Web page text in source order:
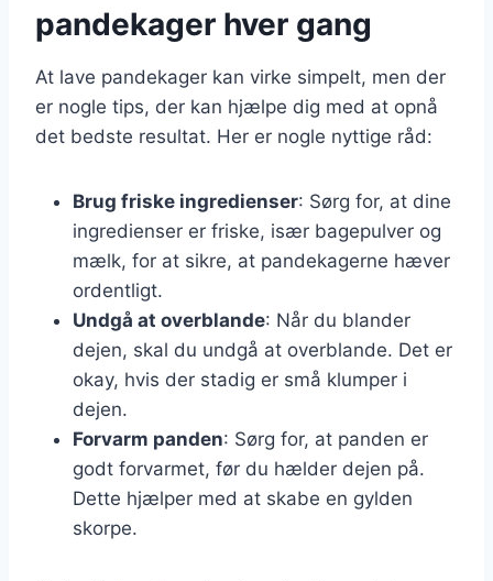
pandekager hver gang
At lave pandekager kan virke simpelt, men der
er nogle tips, der kan hjælpe dig med at opnå
det bedste resultat. Her er nogle nyttige råd:
Brug friske ingredienser: Sørg for, at dine
ingredienser er friske, især bagepulver og
mælk, for at sikre, at pandekagerne hæver
ordentligt.
Undgå at overblande: Når du blander
dejen, skal du undgå at overblande. Det er
okay, hvis der stadig er små klumper i
dejen.
Forvarm panden: Sørg for, at panden er
godt forvarmet, før du hælder dejen på.
Dette hjælper med at skabe en gylden
skorpe.